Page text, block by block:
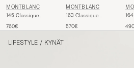
MONTBLANC
145 Classique
Fountain Pen
760€
MONTBLANC
163 Classique
Rollerball Pen
570€
LIFESTYLE / KYNÄT